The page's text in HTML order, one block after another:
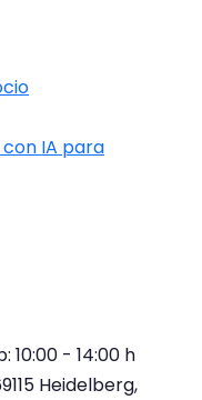
IA para
10:00 - 14:00 h
Heidelberg,